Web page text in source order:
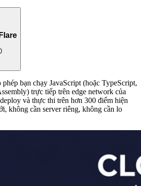
gì? Cách kết nối CloudFlare với Website
dụng DNS trên CloudFlare
đặt SSL trên CloudFlare
– Page Rules, Redirect Rules và
– Bảo vệ website khỏi tấn công
chống DDoS và cấu hình bảo mật trên
bạn chạy JavaScript (hoặc TypeScript,
trực tiếp trên edge network của
và thực thi trên hơn 300 điểm hiện
không cần server riêng, không cần lo